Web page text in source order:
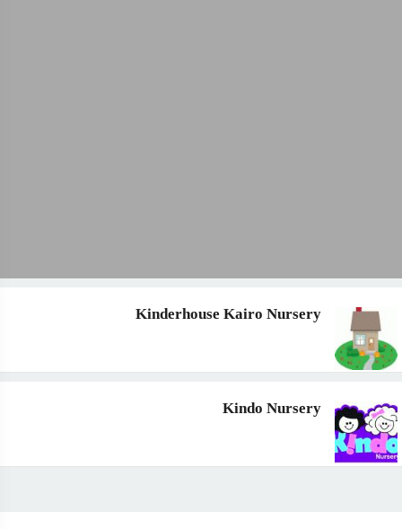
Kinderhouse Kairo Nursery
Kindo Nursery